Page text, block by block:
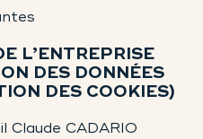
L’ENTREPRISE
DES DONNÉES
DES COOKIES)
Claude CADARIO